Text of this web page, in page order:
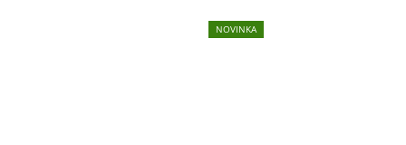
NOVINKA